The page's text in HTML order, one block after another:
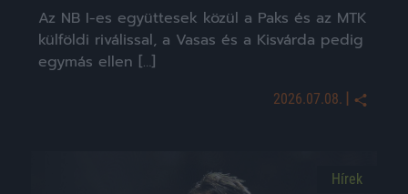
Az NB I-es együttesek közül a Paks és az MTK
külföldi riválissal, a Vasas és a Kisvárda pedig
egymás ellen […]
2026.07.08. |
Hírek